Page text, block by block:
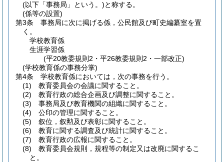
(以下「事務局」という。)と称する。
(係等の設置)
第3条
事務局に次に掲げる係，公民館及び町史編纂室を置
く。
学校教育係
生涯学習係
(平20教委規則2・平26教委規則2・一部改正)
(学校教育係の事務分掌)
第4条
学校教育係においては，次の事務を行う。
(1)
教育委員会の会議に関すること。
(2)
教育行政の総合企画及び調整に関すること。
(3)
事務局及び教育機関の組織に関すること。
(4)
公印の管理に関すること。
(5)
叙位，叙勲及び表彰に関すること。
(6)
教育に関する調査及び統計に関すること。
(7)
教育行政の広報に関すること。
(8)
教育委員会規則，規程等の制定又は改廃に関するこ
と。